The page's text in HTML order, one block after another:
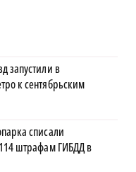
запустили в
к сентябрьским
списали
штрафам ГИБДД в